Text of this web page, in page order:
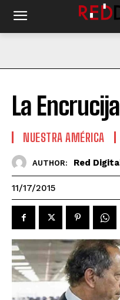
La
NUESTRA AMÉRICA
AUTHOR: Red
11/17/2015